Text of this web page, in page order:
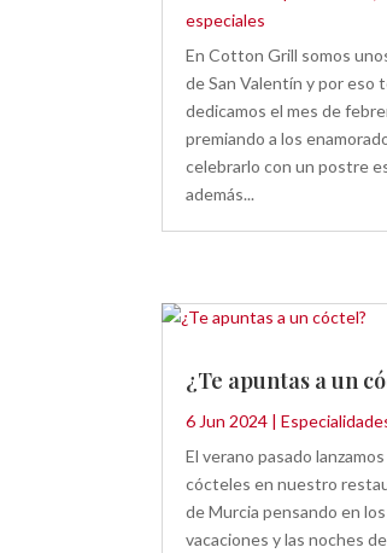
especiales
En Cotton Grill somos
de San Valentín y por eso
dedicamos el mes de
premiando a los
celebrarlo con un postre
además...
¿Te apuntas a un
6 Jun 2024 |
El verano pasado
cócteles en nuestro
de Murcia pensando en
vacaciones y las noches